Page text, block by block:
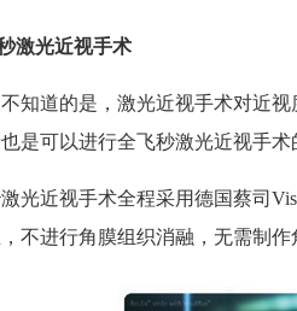
光近视手术
道的是，激光近视手术对近视
是可以进行全飞秒激光近视手术
近视手术全程采用德国蔡司
不进行角膜组织消融，无需制作